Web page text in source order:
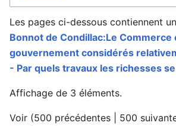
Les pages ci-dessous contiennent
Bonnot de Condillac:Le Commerce
gouvernement considérés
- Par quels travaux les richesses
Affichage de 3 éléments.
Voir (500 précédentes 500